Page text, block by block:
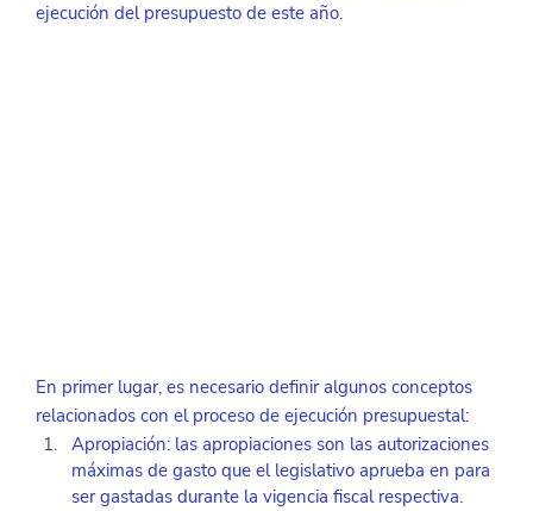
ejecución del presupuesto de este año.
En primer lugar, es necesario definir algunos conceptos
relacionados con el proceso de ejecución presupuestal:
Apropiación: las apropiaciones son las autorizaciones
máximas de gasto que el legislativo aprueba en para
ser gastadas durante la vigencia fiscal respectiva.